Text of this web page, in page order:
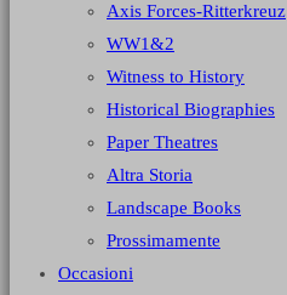
Axis Forces-Ritterkreuz
WW1&2
Witness to History
Historical Biographies
Paper Theatres
Altra Storia
Landscape Books
Prossimamente
Occasioni